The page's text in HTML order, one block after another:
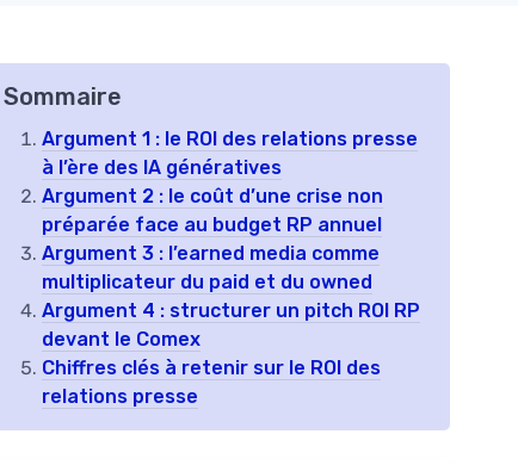
Sommaire
Argument 1 : le ROI des relations presse
à l’ère des IA génératives
Argument 2 : le coût d’une crise non
préparée face au budget RP annuel
Argument 3 : l’earned media comme
multiplicateur du paid et du owned
Argument 4 : structurer un pitch ROI RP
devant le Comex
Chiffres clés à retenir sur le ROI des
relations presse